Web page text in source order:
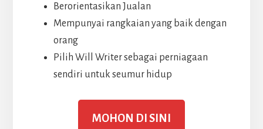
Berorientasikan Jualan
Mempunyai rangkaian yang baik dengan
orang
Pilih Will Writer sebagai perniagaan
sendiri untuk seumur hidup
MOHON DI SINI